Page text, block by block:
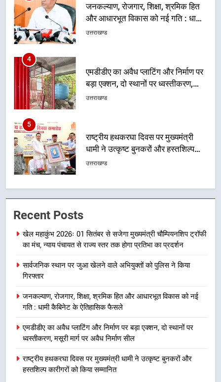
जनकल्याण, रोजगार, शिक्षा, श्रमिक हित
और आधारभूत विकास को नई गति : धामी
कैबिनेट के ऐतिहासिक फैसले
उत्तराखण्ड
4
एमडीडीए का अवैध प्लाटिंग और निर्माण पर
बड़ा एक्शन, दो स्थानों पर ध्वस्तीकरण,
मसूरी मार्ग पर अवैध निर्माण सील
उत्तराखण्ड
5
राष्ट्रीय हथकरघा दिवस पर मुख्यमंत्री
धामी ने उत्कृष्ट बुनकरों और हस्तशिल्प
कारीगरों को किया सम्मानित
उत्तराखण्ड
6
उत्तराखण्ड
मुख्यमंत्री धामी बोले- युवाओं को रोजगार
वाले महीनों में हजारों पदों पर की जाएगी
भर्ती
उत्तराखण्ड
दिल्ली-देहरादून आर्थिक कॉरिडोर से जुड़ी
का डीएम ने किया निरीक्षण; समयबद्ध एवं
गुणवत्तापूर्ण निर्माण सुनिश्चित करने के
उत्तराखण्ड
Recent Posts
खेल महाकुंभ 2026ः 01 सितंबर से सजेगा मुख्यमंत्री चौम्पियनशिप ट्रॉफी
का मंच, न्याय पंचायत से राज्य स्तर तक होगा प्रतिभा का प्रदर्शन
सार्वजनिक स्थान पर जुआ खेलने वाले अभियुक्तों को पुलिस ने किया
गिरफ्तार
जनकल्याण, रोजगार, शिक्षा, श्रमिक हित और आधारभूत विकास को नई
गति : धामी कैबिनेट के ऐतिहासिक फैसले
एमडीडीए का अवैध प्लाटिंग और निर्माण पर बड़ा एक्शन, दो स्थानों पर
ध्वस्तीकरण, मसूरी मार्ग पर अवैध निर्माण सील
राष्ट्रीय हथकरघा दिवस पर मुख्यमंत्री धामी ने उत्कृष्ट बुनकरों और
हस्तशिल्प कारीगरों को किया सम्मानित